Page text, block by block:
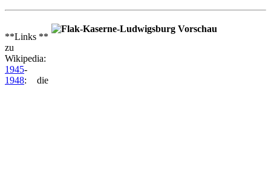
**Links **
zu
Wikipedia:
1945-
1948: die